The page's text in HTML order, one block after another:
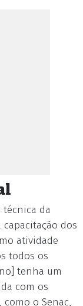
técnica da
capacitação dos
atividade
todos os
tenha um
com os
como o Senac,